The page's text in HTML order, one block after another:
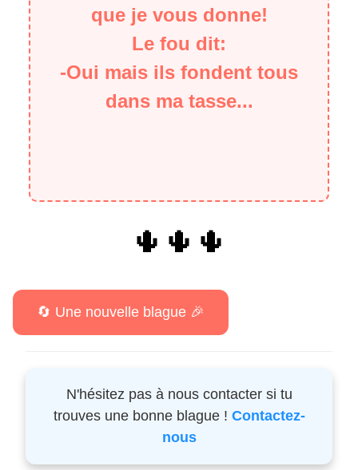
que je vous donne!
Le fou dit:
-Oui mais ils fondent tous
dans ma tasse...
🌵🌵🌵
N'hésitez pas à nous contacter si tu
trouves une bonne blague ! Contactez-
nous